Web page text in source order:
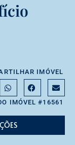
IMÓVEL
IMÓVEL #16561